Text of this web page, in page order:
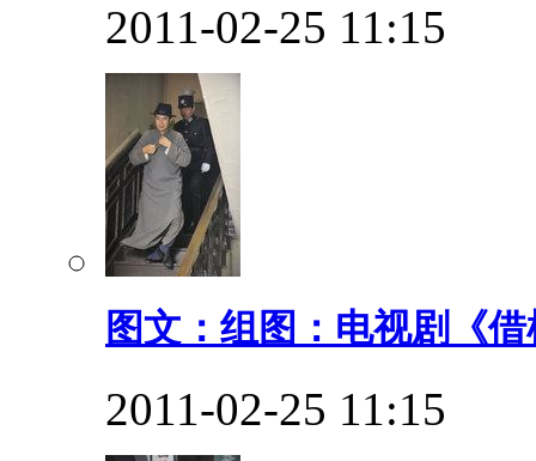
2011-02-25 11:15
图文：组图：电视剧《
2011-02-25 11:15